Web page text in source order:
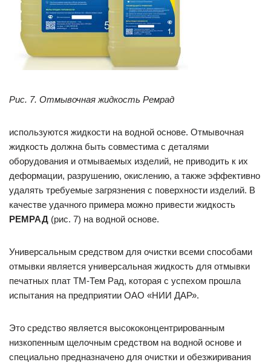
Рис. 7. Отмывочная жидкость Ремрад
используются жидкости на водной основе. Отмывочная
жидкость должна быть совместима с деталями
оборудования и отмываемых изделий, не приводить к их
деформации, разрушению, окислению, а также эффективно
удалять требуемые загрязнения с поверхности изделий. В
качестве удачного примера можно привести жидкость
РЕМРАД (рис. 7) на водной основе.
Универсальным средством для очистки всеми способами
отмывки является универсальная жидкость для отмывки
печатных плат ТМ-Тем Рад, которая с успехом прошла
испытания на предприятии ОАО «НИИ ДАР».
Это средство является высококонцентрированным
низкопенным щелочным средством на водной основе и
специально предназначено для очистки и обезжиривания